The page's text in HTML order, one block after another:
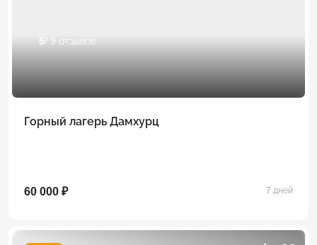
5/ 9 отзывов
Горный лагерь Дамхурц
60 000 ₽ 7 дней